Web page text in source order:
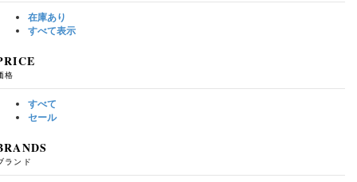
在庫あり
すべて表示
格
すべて
セール
ランド